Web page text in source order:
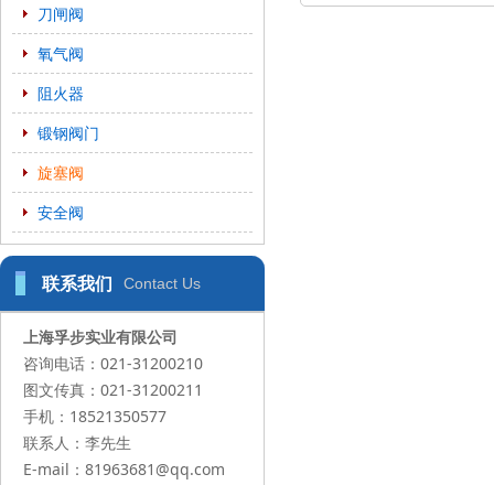
刀闸阀
氧气阀
阻火器
锻钢阀门
旋塞阀
安全阀
联系我们 Contact Us
上海孚步实业有限公司
咨询电话：021-31200210
图文传真：021-31200211
手机：18521350577
联系人：李先生
E-mail：81963681@qq.com